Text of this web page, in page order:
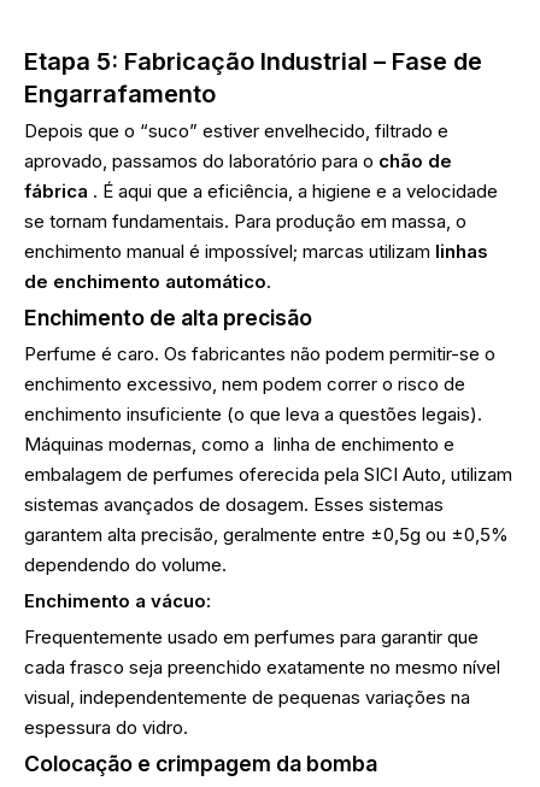
Etapa 5: Fabricação Industrial – Fase de
Engarrafamento
Depois que o “suco” estiver envelhecido, filtrado e
aprovado, passamos do laboratório para o chão de
fábrica . É aqui que a eficiência, a higiene e a velocidade
se tornam fundamentais. Para produção em massa, o
enchimento manual é impossível; marcas utilizam linhas
de enchimento automático.
Enchimento de alta precisão
Perfume é caro. Os fabricantes não podem permitir-se o
enchimento excessivo, nem podem correr o risco de
enchimento insuficiente (o que leva a questões legais).
Máquinas modernas, como a linha de enchimento e
embalagem de perfumes oferecida pela SICI Auto, utilizam
sistemas avançados de dosagem. Esses sistemas
garantem alta precisão, geralmente entre ±0,5g ou ±0,5%
dependendo do volume.
Enchimento a vácuo:
Frequentemente usado em perfumes para garantir que
cada frasco seja preenchido exatamente no mesmo nível
visual, independentemente de pequenas variações na
espessura do vidro.
Colocação e crimpagem da bomba